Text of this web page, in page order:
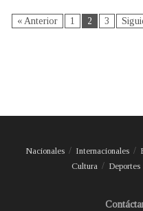
« Anterior 1 2 3
Nacionales Internacionales
Cultura
Deportes